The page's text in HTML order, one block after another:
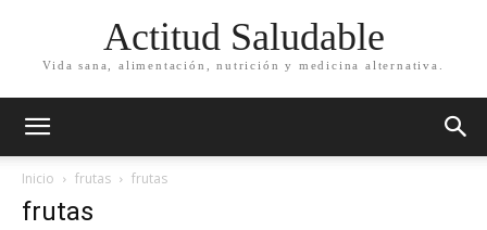
Actitud Saludable
Vida sana, alimentación, nutrición y medicina alternativa.
Inicio frutas frutas
frutas